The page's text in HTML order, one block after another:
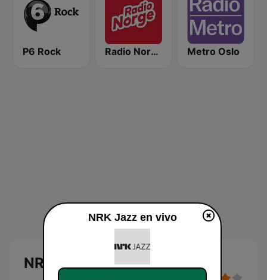
P6 Rock Radio Norge Metro Oslo
NRK Jazz
NRK Jazz en vivo